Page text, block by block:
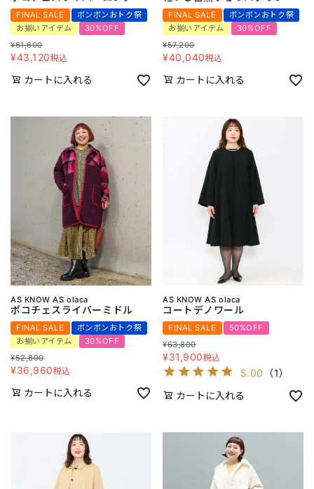
FINAL SALE
ボンボンおトク祭
お揃いアイテム
30%OFF
¥61,600
¥43,120税込
カートに入れる
FINAL SALE
ボンボンおトク祭
お揃いアイテム
30%OFF
¥57,200
¥40,040税込
カートに入れる
AS KNOW AS olaca
ポコチェスライバーミドル
FINAL SALE
ボンボンおトク祭
お揃いアイテム
30%OFF
¥52,800
¥36,960税込
カートに入れる
AS KNOW AS olaca
コートデノワール
FINAL SALE
50%OFF
¥63,800
¥31,900税込
5.00 （1）
カートに入れる